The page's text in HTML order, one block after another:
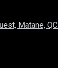
Matane, QC